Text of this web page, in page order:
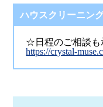
ハウスクリーニン
☆日程のご相談
https://crystal-